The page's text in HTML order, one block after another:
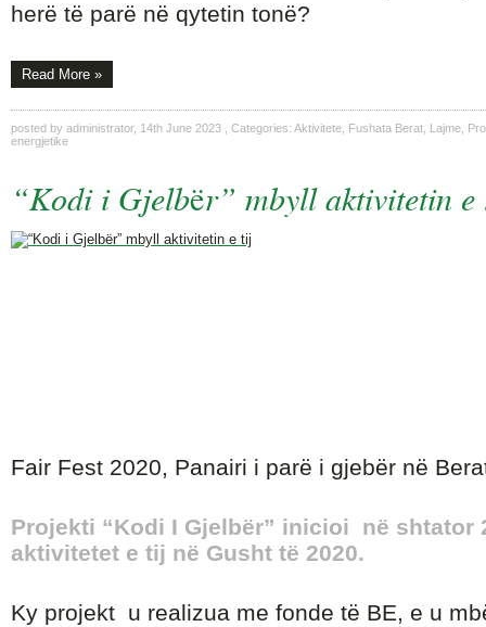
herë të parë në qytetin tonë?
Read More »
posted by administrator, 14th June 2023 , Categories: Aktivitete Fushata Berat Lajme
energjetike
“Kodi i Gjelbër” mbyll aktivitetin
Fair Fest 2020, Panairi i parë i gjebër në
Projekti “Kodi I Gjelbër” inicioi në shtator
aktivitetet e tij në Gusht të 2020.
Ky projekt u realizua me fonde të BE, e u